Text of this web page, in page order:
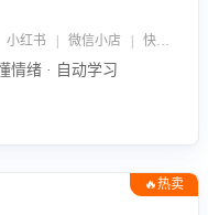
得物 | 京东 | 抖音 | 拼多多 | 淘宝 | 小红书 | 微信小店 | 快手 | 唯品会
情绪 · 自动学习
🔥热卖